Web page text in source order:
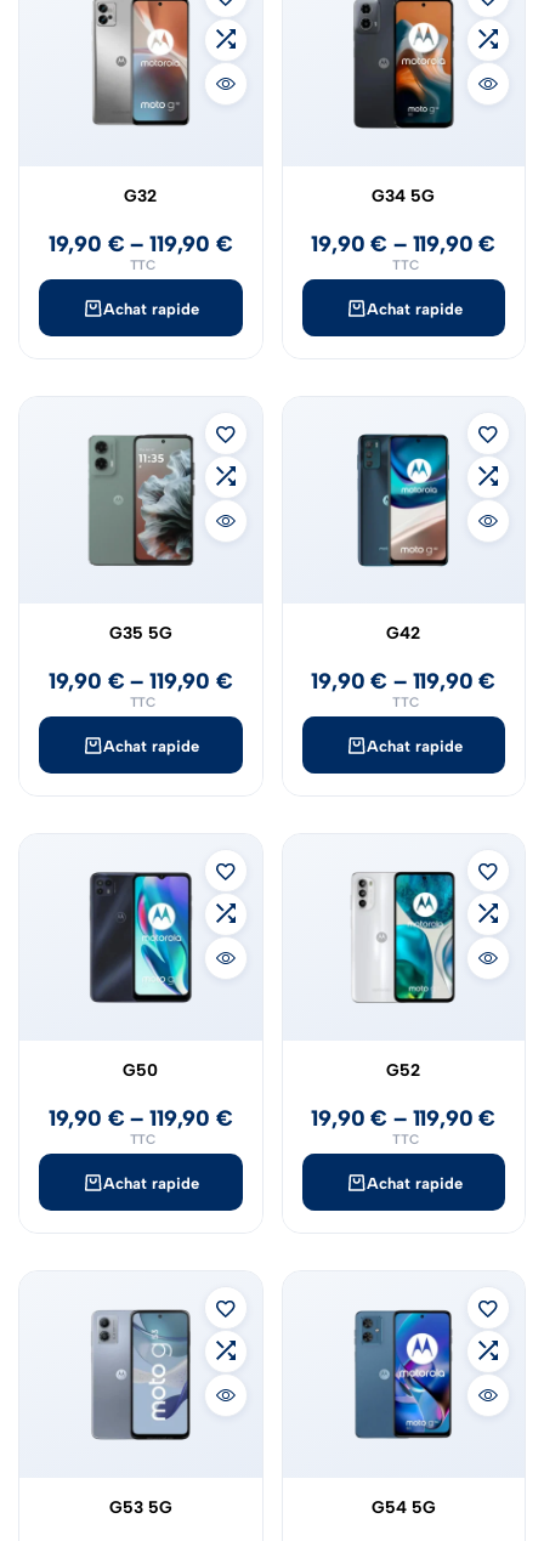
Achat rapide
G32
19,90 € –119,90 €
TTC
Achat rapide
G34 5G
19,90€ – 119,90€
TTC
Achat rapide
G35 5G
19,90 € –119,90 €
TTC
Achat rapide
G42
19,90€ – 119,90€
TTC
Achat rapide
G50
19,90 € –119,90 €
TTC
Achat rapide
G52
19,90€ – 119,90€
TTC
G53 5G G54 5G